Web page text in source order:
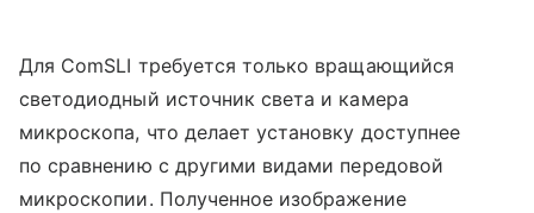
Для ComSLI требуется только вращающийся
светодиодный источник света и камера
микроскопа, что делает установку доступнее
по сравнению с другими видами передовой
микроскопии. Полученное изображение